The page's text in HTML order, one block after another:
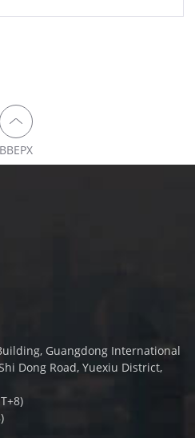
ВВЕРХ
Guangdong International
Dong Road, Yuexiu District,